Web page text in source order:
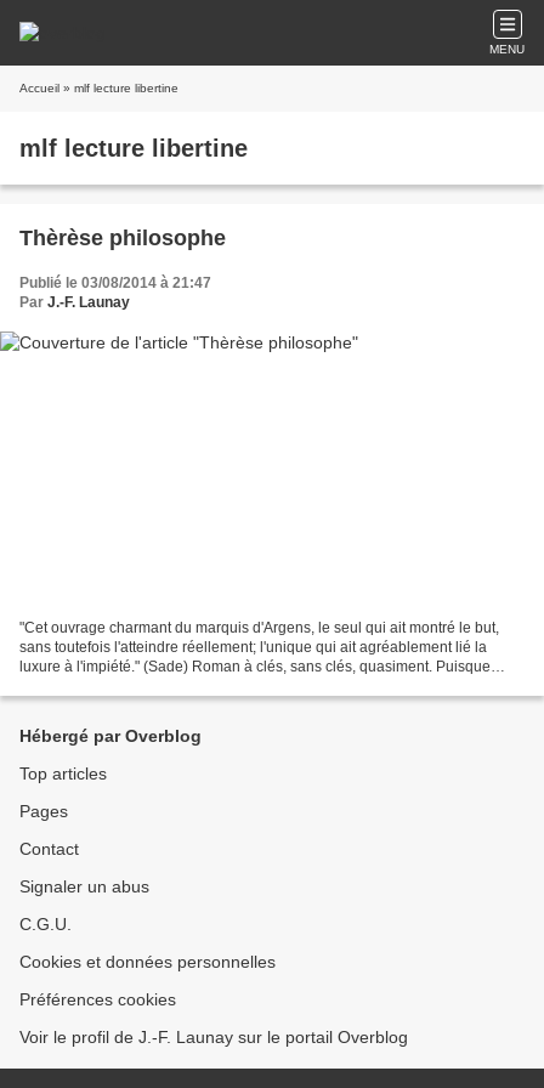
MENU
Accueil » mlf lecture libertine
mlf lecture libertine
Thèrèse philosophe
Publié le 03/08/2014 à 21:47
Par J.-F. Launay
"Cet ouvrage charmant du marquis d'Argens, le seul qui ait montré le but,
sans toutefois l'atteindre réellement; l'unique qui ait agréablement lié la
luxure à l'impiété." (Sade) Roman à clés, sans clés, quasiment. Puisque
Hébergé par Overblog
Top articles
Pages
Contact
Signaler un abus
C.G.U.
Cookies et données personnelles
Préférences cookies
Voir le profil de J.-F. Launay sur le portail Overblog